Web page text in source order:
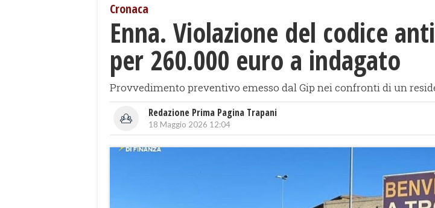
Cronaca
​Enna. Violazione del codice
per 260.000 euro a indagato
Provvedimento preventivo emesso dal Gip nei confronti di un
Redazione Prima Pagina Trapani
18 Maggio 2026 12:04